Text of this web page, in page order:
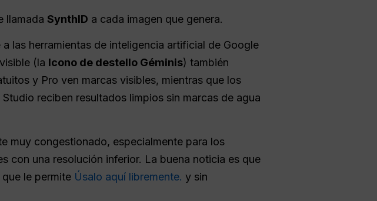
llamada SynthID a cada imagen que genera.
las herramientas de inteligencia artificial de Google
(la Icono de destello Géminis) también
y Pro ven marcas visibles, mientras que los
reciben resultados limpios sin marcas de agua
muy congestionado, especialmente para los
con una resolución inferior. La buena noticia es que
que le permite Úsalo aquí libremente. y sin